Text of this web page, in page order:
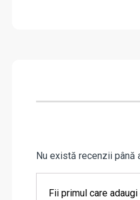
Nu există recenzii până
Fii primul care